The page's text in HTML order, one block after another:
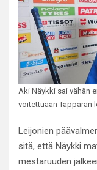
Aki Näykki sai vähän
voitettuaan Tapparan
Leijonien
sitä, että Näykki
mestaruuden